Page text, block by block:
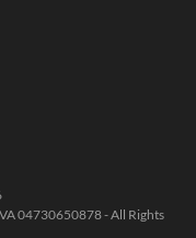
04730650878 - All Rights